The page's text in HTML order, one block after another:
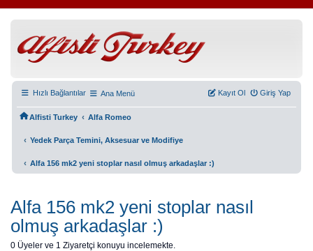
Hızlı Bağlantılar Ana Menü Giriş Yap
Kayıt Ol
Alfisti Turkey ‹ Alfa Romeo
‹ Yedek Parça Temini, Aksesuar ve Modifiye
‹ Alfa 156 mk2 yeni stoplar nasıl olmuş arkadaşlar :)
Alfa 156 mk2 yeni stoplar nasıl
olmuş arkadaşlar :)
0 Üyeler ve 1 Ziyaretçi konuyu incelemekte.